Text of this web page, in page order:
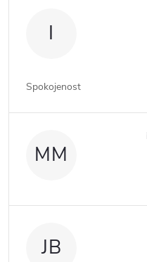
I
Spokojenost
MM
JB